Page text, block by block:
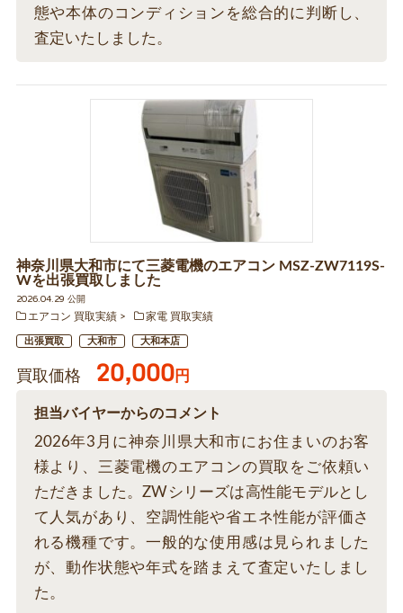
態や本体のコンディションを総合的に判断し、
査定いたしました。
神奈川県大和市にて三菱電機のエアコン MSZ-ZW7119S-
Wを出張買取しました
2026.04.29 公開
エアコン 買取実績
家電 買取実績
出張買取 大和市 大和本店
買取価格 20,000円
担当バイヤーからのコメント
2026年3月に神奈川県大和市にお住まいのお客
様より、三菱電機のエアコンの買取をご依頼い
ただきました。ZWシリーズは高性能モデルとし
て人気があり、空調性能や省エネ性能が評価さ
れる機種です。一般的な使用感は見られました
が、動作状態や年式を踏まえて査定いたしまし
た。